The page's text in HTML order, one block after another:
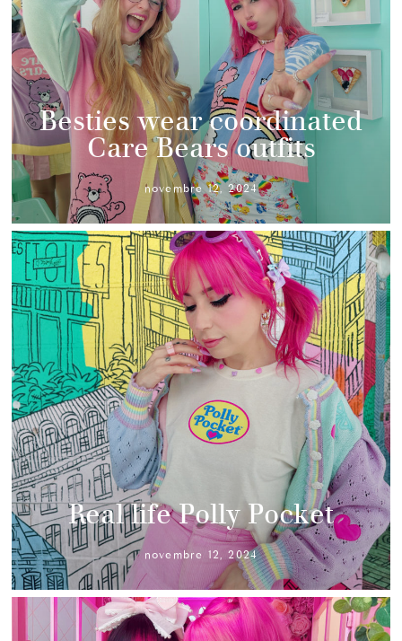
Besties wear coordinated
Care Bears outfits
novembre 12, 2024
Real life Polly Pocket
novembre 12, 2024